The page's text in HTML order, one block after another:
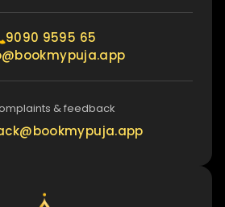
9090 9595 65
& feedback